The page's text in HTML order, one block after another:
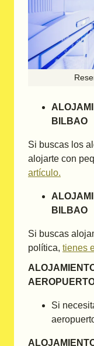
BILBAO
Si buscas los
alojarte con
artículo.
BILBAO
Si buscas
política, tienes
Si